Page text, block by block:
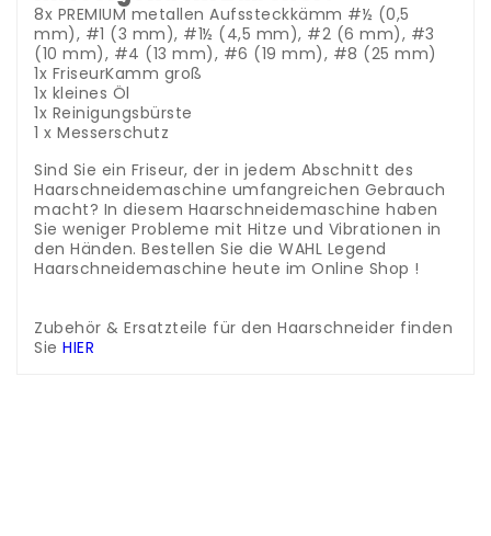
8x PREMIUM metallen Aufssteckkämm #½ (0,5
mm), #1 (3 mm), #1½ (4,5 mm), #2 (6 mm), #3
(10 mm), #4 (13 mm), #6 (19 mm), #8 (25 mm)
1x FriseurKamm groß
1x kleines Öl
1x Reinigungsbürste
1 x Messerschutz
Sind Sie ein Friseur, der in jedem Abschnitt des
Haarschneidemaschine umfangreichen Gebrauch
macht? In diesem Haarschneidemaschine haben
Sie weniger Probleme mit Hitze und Vibrationen in
den Händen. Bestellen Sie die WAHL Legend
Haarschneidemaschine heute im Online Shop !
Zubehör & Ersatzteile für den Haarschneider finden
Sie HIER